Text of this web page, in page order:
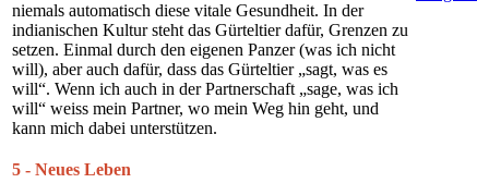
niemals automatisch diese vitale Gesundheit. In der
indianischen Kultur steht das Gürteltier dafür, Grenzen zu
setzen. Einmal durch den eigenen Panzer (was ich nicht
will), aber auch dafür, dass das Gürteltier „sagt, was es
will“. Wenn ich auch in der Partnerschaft „sage, was ich
will“ weiss mein Partner, wo mein Weg hin geht, und
kann mich dabei unterstützen.
5 - Neues Leben